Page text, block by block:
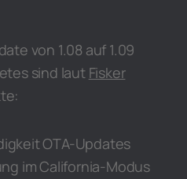
von 1.08 auf 1.09
sind laut Fisker
OTA-Updates
im California-Modus